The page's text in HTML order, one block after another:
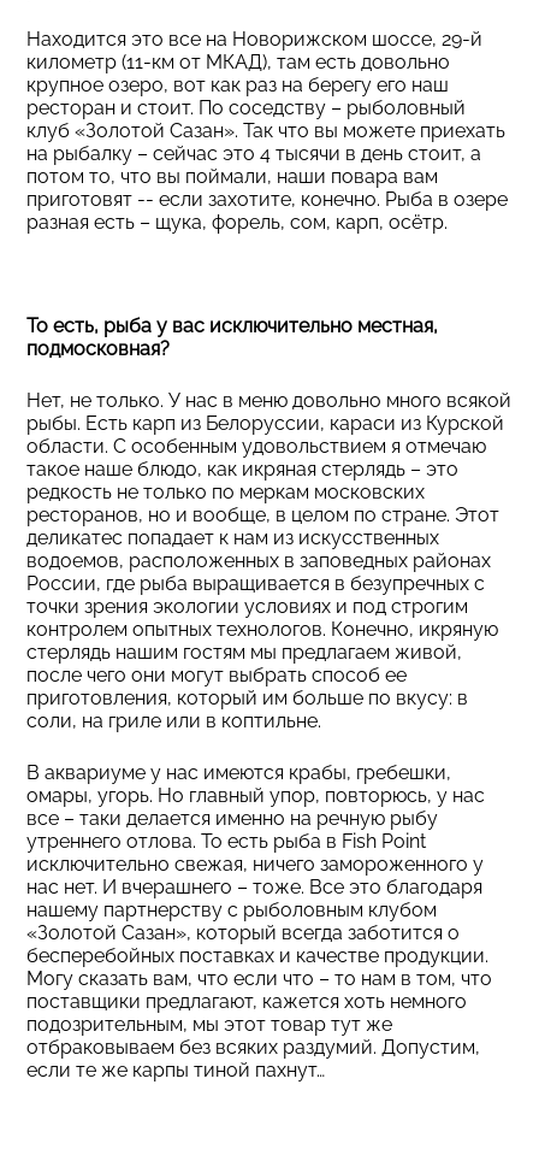
Находится это все на Новорижском шоссе, 29-й
километр (11-км от МКАД), там есть довольно
крупное озеро, вот как раз на берегу его наш
ресторан и стоит. По соседству – рыболовный
клуб «Золотой Сазан». Так что вы можете приехать
на рыбалку – сейчас это 4 тысячи в день стоит, а
потом то, что вы поймали, наши повара вам
приготовят -- если захотите, конечно. Рыба в озере
разная есть – щука, форель, сом, карп, осётр.
То есть, рыба у вас исключительно местная,
подмосковная?
Нет, не только. У нас в меню довольно много всякой
рыбы. Есть карп из Белоруссии, караси из Курской
области. С особенным удовольствием я отмечаю
такое наше блюдо, как икряная стерлядь – это
редкость не только по меркам московских
ресторанов, но и вообще, в целом по стране. Этот
деликатес попадает к нам из искусственных
водоемов, расположенных в заповедных районах
России, где рыба выращивается в безупречных с
точки зрения экологии условиях и под строгим
контролем опытных технологов. Конечно, икряную
стерлядь нашим гостям мы предлагаем живой,
после чего они могут выбрать способ ее
приготовления, который им больше по вкусу: в
соли, на гриле или в коптильне.
В аквариуме у нас имеются крабы, гребешки,
омары, угорь. Но главный упор, повторюсь, у нас
все – таки делается именно на речную рыбу
утреннего отлова. То есть рыба в Fish Point
исключительно свежая, ничего замороженного у
нас нет. И вчерашнего – тоже. Все это благодаря
нашему партнерству с рыболовным клубом
«Золотой Сазан», который всегда заботится о
бесперебойных поставках и качестве продукции.
Могу сказать вам, что если что – то нам в том, что
поставщики предлагают, кажется хоть немного
подозрительным, мы этот товар тут же
отбраковываем без всяких раздумий. Допустим,
если те же карпы тиной пахнут…